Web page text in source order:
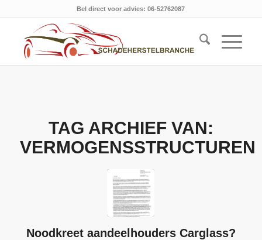
Bel direct voor advies: 06-52762087
TAG ARCHIEF VAN:
VERMOGENSSTRUCTUREN
Noodkreet aandeelhouders Carglass?